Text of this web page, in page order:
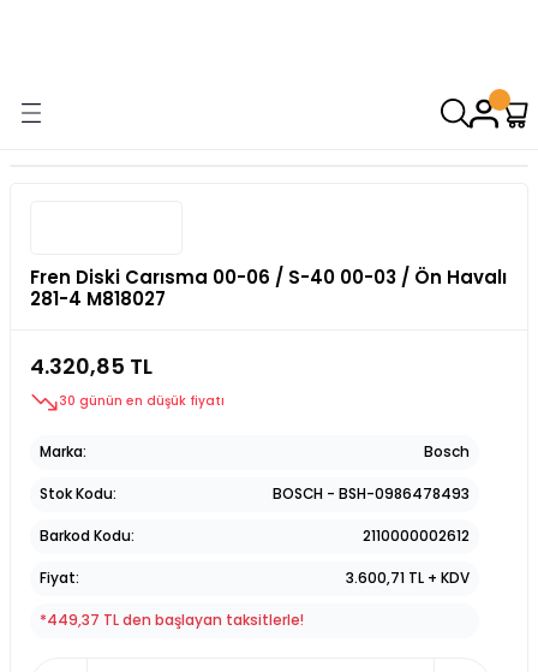
Fren Diski Carısma 00-06 / S-40 00-03 / Ön Havalı
281-4 M818027
4.320,85 TL
30 günün en düşük fiyatı
Marka Bosch
Stok Kodu BOSCH - BSH-0986478493
Barkod Kodu 2110000002612
Fiyat 3.600,71 TL + KDV
*449,37 TL den başlayan taksitlerle!